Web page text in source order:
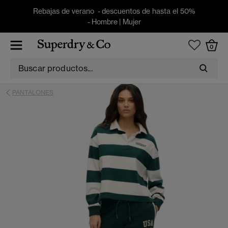
Rebajas de verano - descuentos de hasta el 50%
- Hombre| Mujer
0
PANTALONES